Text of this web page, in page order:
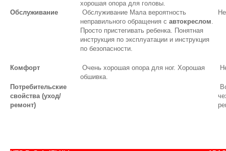
хорошая опора для головы.
Обслуживание
Обслуживание Мала вероятность
неправильного обращения с автокреслом.
Просто пристегивать ребенка. Понятная
инструкция по эксплуатации и инструкция
по безопасности.
Комфорт
Очень хорошая опора для ног. Хорошая
обшивка.
Потребительские
свойства (уход/
ремонт)